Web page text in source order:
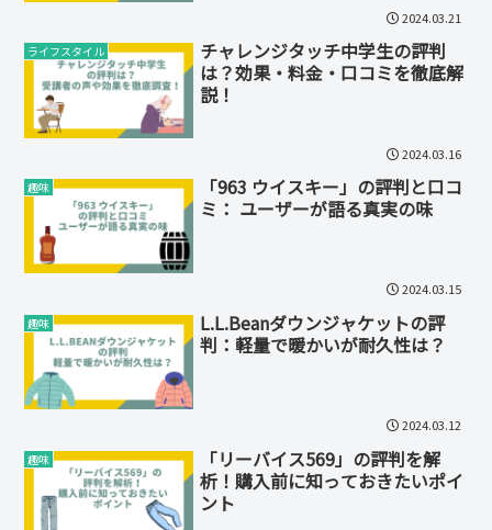
2024.03.21
ライフスタイル
チャレンジタッチ中学生の評判
は？効果・料金・口コミを徹底解
説！
2024.03.16
趣味
「963 ウイスキー」の評判と口コ
ミ： ユーザーが語る真実の味
2024.03.15
趣味
L.L.Beanダウンジャケットの評
判：軽量で暖かいが耐久性は？
2024.03.12
趣味
「リーバイス569」の評判を解
析！購入前に知っておきたいポイ
ント